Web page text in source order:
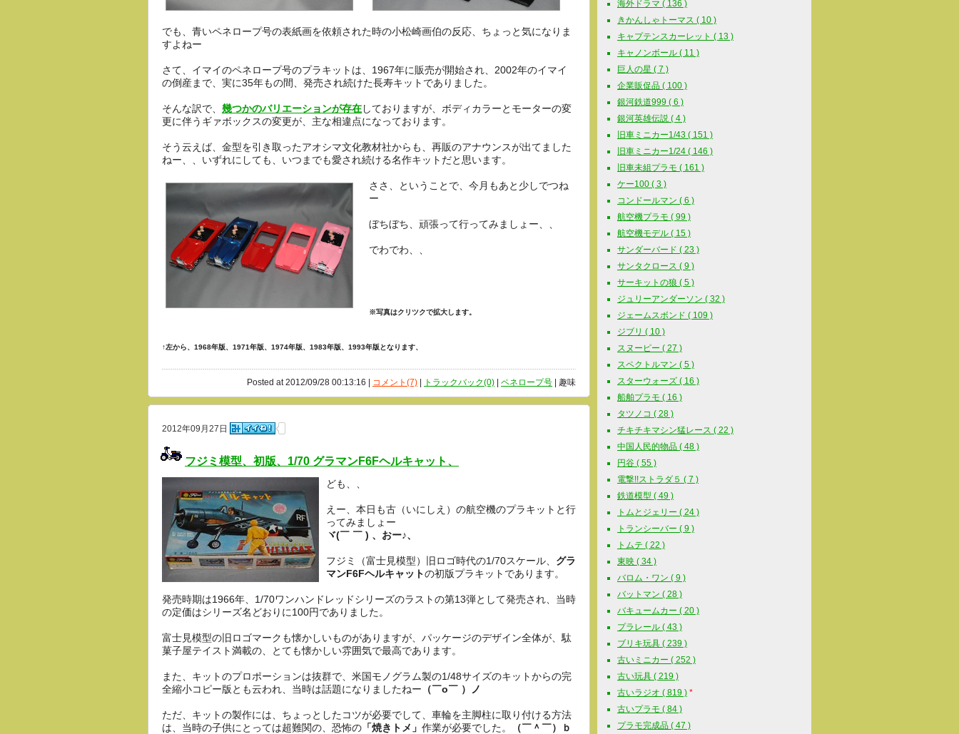
でも、青いペネロープ号の表紙画を依頼された時の小松崎画伯の反応、ちょっと気になりま
すよねー
さて、イマイのペネロープ号のプラキットは、1967年に販売が開始され、2002年のイマイ
の倒産まで、実に35年もの間、発売され続けた長寿キットでありました。
そんな訳で、 幾つかのバリエーションが存在しておりますが、ボディカラーとモーターの変
更に伴うギァボックスの変更が、主な相違点になっております。
そう云えば、金型を引き取ったアオシマ文化教材社からも、再販のアナウンスが出てました
ねー、、いずれにしても、いつまでも愛され続ける名作キットだと思います。
ささ、ということで、今月もあと少しでつね
ー
ぼちぼち、頑張って行ってみましょー、、
でわでわ、、
※写真はクリツクで拡大します。
↑左から、1968年版、1971年版、1974年版、1983年版、1993年版となります、
Posted at 2012/09/28 00:13:16 | コメント(7) | トラックバック(0) | ペネロープ号 | 趣味
2012年09月27日
フジミ模型、初版、1/70 グラマンF6Fヘルキャット、
ども、、
えー、本日も古（いにしえ）の航空機のプラキットと行
ってみましょー
ヾ(￣ ￣ ) 、おー♪、
フジミ（富士見模型）旧ロゴ時代の1/70スケール、 グラ
マンF6Fヘルキャットの初版プラキットであります。
発売時期は1966年、1/70ワンハンドレッドシリーズのラストの第13弾として発売され、当時
の定価はシリーズ名どおりに100円でありました。
富士見模型の旧ロゴマークも懐かしいものがありますが、パッケージのデザイン全体が、駄
菓子屋テイスト満載の、とても懐かしい雰囲気で最高であります。
また、キットのプロポーションは抜群で、米国モノグラム製の1/48サイズのキットからの完
全縮小コピー版とも云われ、当時は話題になりましたねー （￣o￣ ）ノ
ただ、キットの製作には、ちょっとしたコツが必要でして、車輪を主脚柱に取り付ける方法
は、当時の子供にとっては超難関の、恐怖の 「焼きトメ」 作業が必要でした。 （￣＾￣）ｂ
海外ドラマ ( 136 )
きかんしゃトーマス ( 10 )
キャプテンスカーレット ( 13 )
キャノンボール ( 11 )
巨人の星 ( 7 )
企業販促品 ( 100 )
銀河鉄道999 ( 6 )
銀河英雄伝説 ( 4 )
旧車ミニカー1/43 ( 151 )
旧車ミニカー1/24 ( 146 )
旧車未組プラモ ( 161 )
ケー100 ( 3 )
コンドールマン ( 6 )
航空機プラモ ( 99 )
航空機モデル ( 15 )
サンダーバード ( 23 )
サンタクロース ( 9 )
サーキットの狼 ( 5 )
ジュリーアンダーソン ( 32 )
ジェームスボンド ( 109 )
ジブリ ( 10 )
スヌーピー ( 27 )
スペクトルマン ( 5 )
スターウォーズ ( 16 )
船舶プラモ ( 16 )
タツノコ ( 28 )
チキチキマシン猛レース ( 22 )
中国人民的物品 ( 48 )
円谷 ( 55 )
電撃!!ストラダ５ ( 7 )
鉄道模型 ( 49 )
トムとジェリー ( 24 )
トランシーバー ( 9 )
トムテ ( 22 )
東映 ( 34 )
バロム・ワン ( 9 )
バットマン ( 28 )
バキュームカー ( 20 )
プラレール ( 43 )
ブリキ玩具 ( 239 )
古いミニカー ( 252 )
古い玩具 ( 219 )
古いラジオ ( 819 ) *
古いプラモ ( 84 )
プラモ完成品 ( 47 )